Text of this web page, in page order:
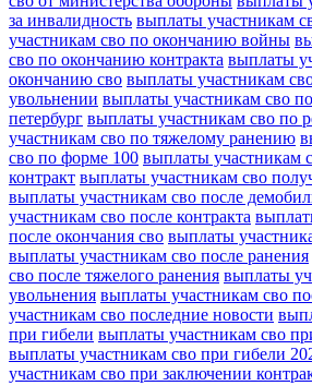
за инвалидность выплаты участникам
участникам сво по окончанию войны
сво по окончанию контракта выплаты
окончанию сво выплаты участникам
увольнении выплаты участникам сво
петербург выплаты участникам сво по
участникам сво по тяжелому ранению
сво по форме 100 выплаты участникам
контракт выплаты участникам сво
выплаты участникам сво после
участникам сво после контракта
после окончания сво выплаты
выплаты участникам сво после ранения
сво после тяжелого ранения выплаты
увольнения выплаты участникам сво
участникам сво последние новости
при гибели выплаты участникам сво
выплаты участникам сво при гибели
участникам сво при заключении